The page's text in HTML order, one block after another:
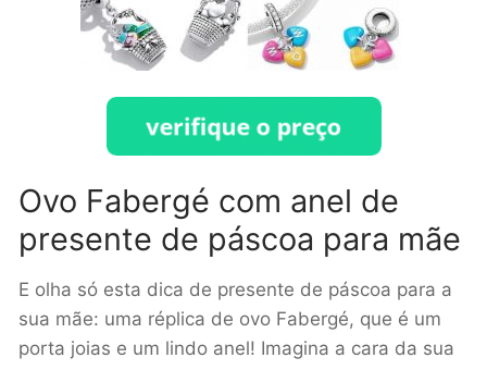
Ovo Fabergé com anel de
presente de páscoa para mãe
E olha só esta dica de presente de páscoa para a
sua mãe: uma réplica de ovo Fabergé, que é um
porta joias e um lindo anel! Imagina a cara da sua